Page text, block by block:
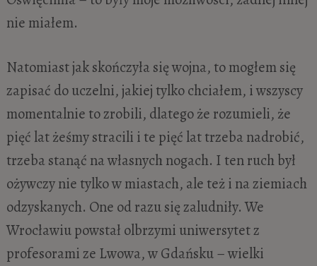
nie miałem.
Natomiast jak skończyła się wojna, to mogłem się
zapisać do uczelni, jakiej tylko chciałem, i wszyscy
momentalnie to zrobili, dlatego że rozumieli, że
pięć lat żeśmy stracili i te pięć lat trzeba nadrobić,
trzeba stanąć na własnych nogach. I ten ruch był
ożywczy nie tylko w miastach, ale też i na ziemiach
odzyskanych. One od razu się zaludniły. We
Wrocławiu powstał olbrzymi uniwersytet z
profesorami ze Lwowa, w Gdańsku – wielki